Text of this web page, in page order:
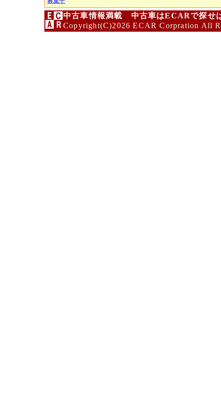
中古車情報満載 中古車はECARで探せ
Copyright(C)2026 ECAR Corpration All